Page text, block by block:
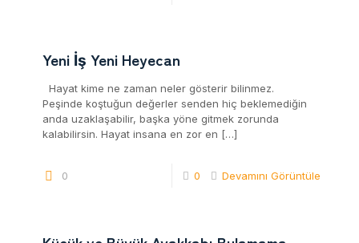
Yeni İş Yeni Heyecan
Hayat kime ne zaman neler gösterir bilinmez.
Peşinde koştuğun değerler senden hiç beklemediğin
anda uzaklaşabilir, başka yöne gitmek zorunda
kalabilirsin. Hayat insana en zor en […]
0 0 Devamını Görüntüle